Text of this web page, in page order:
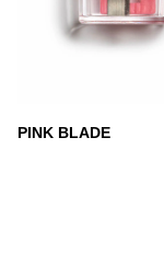
PINK BLADE